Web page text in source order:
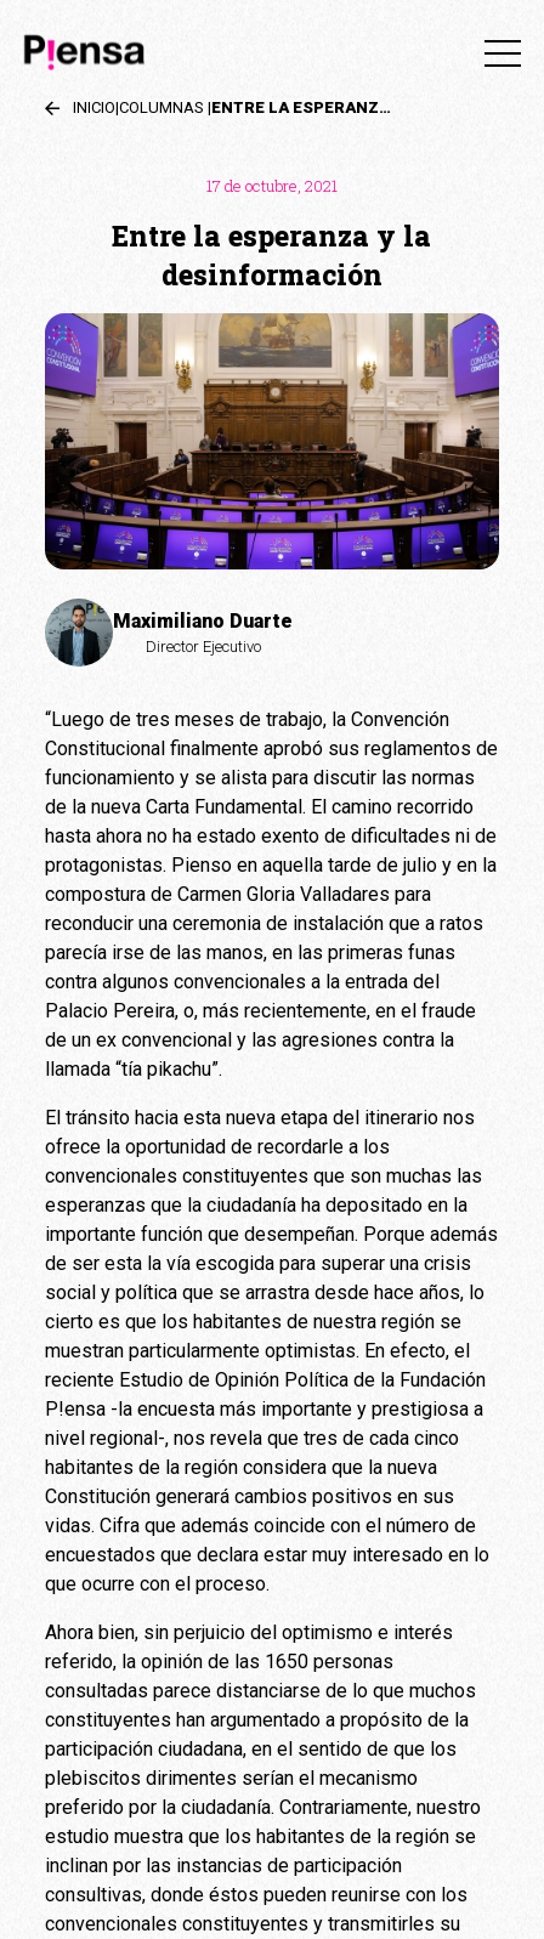
INICIO|COLUMNAS | ENTRE LA ESPERANZA Y LA DESINFORMACIÓN
17 de octubre, 2021
Entre la esperanza y la
desinformación
Maximiliano Duarte
Director Ejecutivo
“Luego de tres meses de trabajo, la Convención
Constitucional finalmente aprobó sus reglamentos de
funcionamiento y se alista para discutir las normas
de la nueva Carta Fundamental. El camino recorrido
hasta ahora no ha estado exento de dificultades ni de
protagonistas. Pienso en aquella tarde de julio y en la
compostura de Carmen Gloria Valladares para
reconducir una ceremonia de instalación que a ratos
parecía irse de las manos, en las primeras funas
contra algunos convencionales a la entrada del
Palacio Pereira, o, más recientemente, en el fraude
de un ex convencional y las agresiones contra la
llamada “tía pikachu”.
El tránsito hacia esta nueva etapa del itinerario nos
ofrece la oportunidad de recordarle a los
convencionales constituyentes que son muchas las
esperanzas que la ciudadanía ha depositado en la
importante función que desempeñan. Porque además
de ser esta la vía escogida para superar una crisis
social y política que se arrastra desde hace años, lo
cierto es que los habitantes de nuestra región se
muestran particularmente optimistas. En efecto, el
reciente Estudio de Opinión Política de la Fundación
P!ensa -la encuesta más importante y prestigiosa a
nivel regional-, nos revela que tres de cada cinco
habitantes de la región considera que la nueva
Constitución generará cambios positivos en sus
vidas. Cifra que además coincide con el número de
encuestados que declara estar muy interesado en lo
que ocurre con el proceso.
Ahora bien, sin perjuicio del optimismo e interés
referido, la opinión de las 1650 personas
consultadas parece distanciarse de lo que muchos
constituyentes han argumentado a propósito de la
participación ciudadana, en el sentido de que los
plebiscitos dirimentes serían el mecanismo
preferido por la ciudadanía. Contrariamente, nuestro
estudio muestra que los habitantes de la región se
inclinan por las instancias de participación
consultivas, donde éstos pueden reunirse con los
convencionales constituyentes y transmitirles su